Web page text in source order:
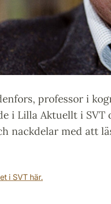
professor i
i Lilla Aktuellt i SVT
nackdelar med att
i SVT här.